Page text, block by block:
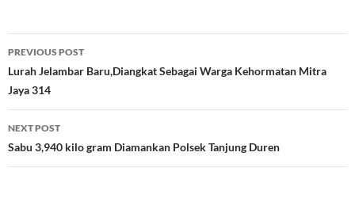
Post
navigation
PREVIOUS POST
Lurah Jelambar Baru,Diangkat Sebagai Warga Kehormatan Mitra
Jaya 314
NEXT POST
Sabu 3,940 kilo gram Diamankan Polsek Tanjung Duren